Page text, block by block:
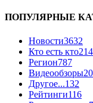
ПОПУЛЯРНЫЕ
Новости3632
Кто есть кто
Регион787
Видеообзоры
Другое...132
Рейтинги116